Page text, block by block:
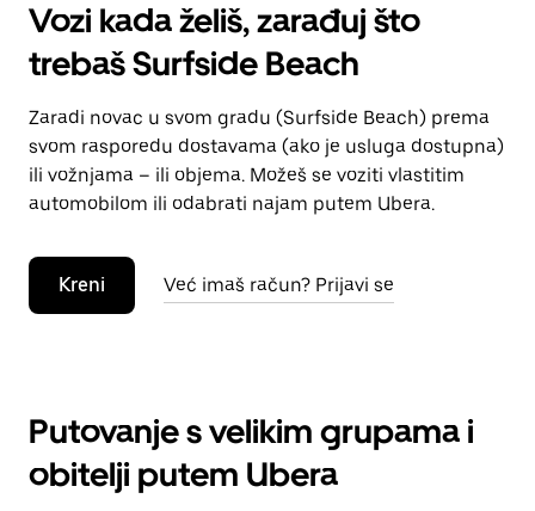
Vozi kada želiš, zarađuj što
trebaš Surfside Beach
Zaradi novac u svom gradu (Surfside Beach) prema
svom rasporedu dostavama (ako je usluga dostupna)
ili vožnjama – ili objema. Možeš se voziti vlastitim
automobilom ili odabrati najam putem Ubera.
Kreni Već imaš račun? Prijavi se
Putovanje s velikim grupama i
obitelji putem Ubera